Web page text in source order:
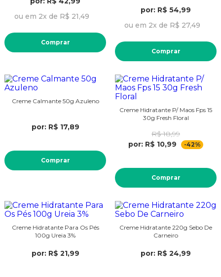
ou em 2x de R$ 21,49
Comprar
por: R$ 54,99
ou em 2x de R$ 27,49
Comprar
Creme Calmante 50g Azuleno
por: R$ 17,89
Comprar
Creme Hidratante P/ Maos Fps 15
30g Fresh Floral
R$ 18,99
por: R$ 10,99
-42%
Comprar
Creme Hidratante Para Os Pés
100g Ureia 3%
por: R$ 21,99
Creme Hidratante 220g Sebo De
Carneiro
por: R$ 24,99